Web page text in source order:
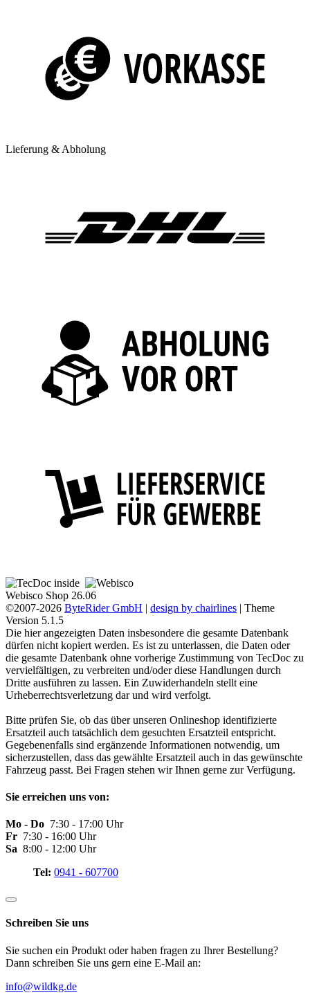
Lieferung & Abholung
Webisco Shop 26.06
©2007-2026 ByteRider GmbH | design by chairlines | Theme
Version 5.1.5
Die hier angezeigten Daten insbesondere die gesamte Datenbank
dürfen nicht kopiert werden. Es ist zu unterlassen, die Daten oder
die gesamte Datenbank ohne vorherige Zustimmung von TecDoc zu
vervielfältigen, zu verbreiten und/oder diese Handlungen durch
Dritte ausführen zu lassen. Ein Zuwiderhandeln stellt eine
Urheberrechtsverletzung dar und wird verfolgt.
Bitte prüfen Sie, ob das über unseren Onlineshop identifizierte
Ersatzteil auch tatsächlich dem gesuchten Ersatzteil entspricht.
Gegebenenfalls sind ergänzende Informationen notwendig, um
sicherzustellen, dass das gewählte Ersatzteil auch in das gewünschte
Fahrzeug passt. Bei Fragen stehen wir Ihnen gerne zur Verfügung.
Sie erreichen uns von:
Mo - Do 7:30 - 17:00 Uhr
Fr 7:30 - 16:00 Uhr
Sa 8:00 - 12:00 Uhr
Tel: 0941 - 607700
Schreiben Sie uns
Sie suchen ein Produkt oder haben fragen zu Ihrer Bestellung?
Dann schreiben Sie uns gern eine E-Mail an:
info@wildkg.de